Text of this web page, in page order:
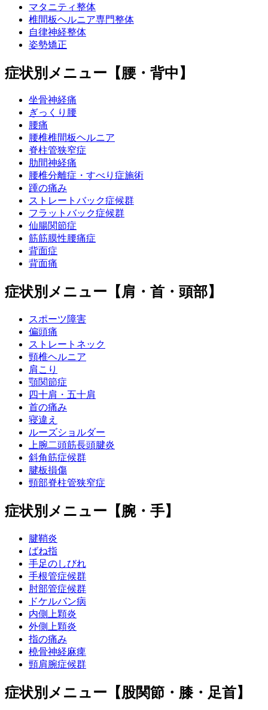
マタニティ整体
椎間板ヘルニア専門整体
自律神経整体
姿勢矯正
症状別メニュー【腰・背中】
坐骨神経痛
ぎっくり腰
腰痛
腰椎椎間板ヘルニア
脊柱管狭窄症
肋間神経痛
腰椎分離症・すべり症施術
踵の痛み
ストレートバック症候群
フラットバック症候群
仙腸関節症
筋筋膜性腰痛症
背面症
背面痛
症状別メニュー【肩・首・頭部】
スポーツ障害
偏頭痛
ストレートネック
頸椎ヘルニア
肩こり
顎関節症
四十肩・五十肩
首の痛み
寝違え
ルーズショルダー
上腕二頭筋長頭腱炎
斜角筋症候群
腱板損傷
頸部脊柱管狭窄症
症状別メニュー【腕・手】
腱鞘炎
ばね指
手足のしびれ
手根管症候群
肘部管症候群
ドケルバン病
内側上顆炎
外側上顆炎
指の痛み
橈骨神経麻痺
頸肩腕症候群
症状別メニュー【股関節・膝・足首】